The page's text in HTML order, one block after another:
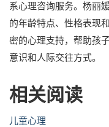
系心理咨询服务。杨丽
的年龄特点、性格表现
密的心理支持，帮助孩
意识和人际交往方式。
相关阅读
儿童心理